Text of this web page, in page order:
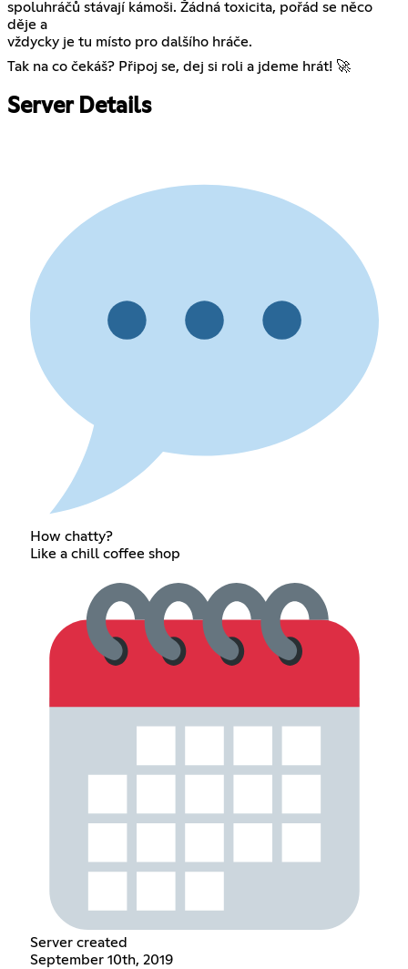
spoluhráčů stávají kámoši. Žádná toxicita, pořád se něco
děje a
vždycky je tu místo pro dalšího hráče.
Tak na co čekáš? Připoj se, dej si roli a jdeme hrát! 🚀
Server Details
How chatty?
Like a chill coffee shop
Server created
September 10th, 2019